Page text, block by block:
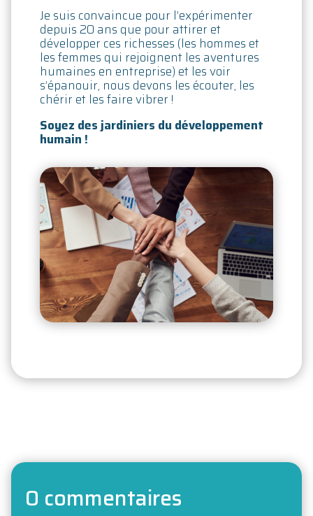
Je suis convaincue pour l’expérimenter
depuis 20 ans que pour attirer et
développer ces richesses (les hommes et
les femmes qui rejoignent les aventures
humaines en entreprise) et les voir
s’épanouir, nous devons les écouter, les
chérir et les faire vibrer !
Soyez des jardiniers du développement
humain !
0 commentaires